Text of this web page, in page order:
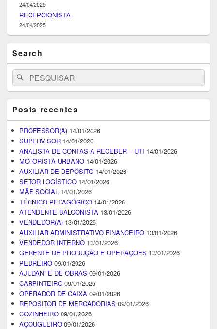
24/04/2025
RECEPCIONISTA
24/04/2025
Search
Search
for:
Pesquisar
Posts recentes
PROFESSOR(A) 14/01/2026
SUPERVISOR 14/01/2026
ANALISTA DE CONTAS A RECEBER – UTI 14/01/2026
MOTORISTA URBANO 14/01/2026
AUXILIAR DE DEPÓSITO 14/01/2026
SETOR LOGÍSTICO 14/01/2026
MÃE SOCIAL 14/01/2026
TÉCNICO PEDAGÓGICO 14/01/2026
ATENDENTE BALCONISTA 13/01/2026
VENDEDOR(A) 13/01/2026
AUXILIAR ADMINISTRATIVO FINANCEIRO 13/01/2026
VENDEDOR INTERNO 13/01/2026
GERENTE DE PRODUÇÃO E OPERAÇÕES 13/01/2026
PEDREIRO 09/01/2026
AJUDANTE DE OBRAS 09/01/2026
CARPINTEIRO 09/01/2026
OPERADOR DE CAIXA 09/01/2026
REPOSITOR DE MERCADORIAS 09/01/2026
COZINHEIRO 09/01/2026
AÇOUGUEIRO 09/01/2026